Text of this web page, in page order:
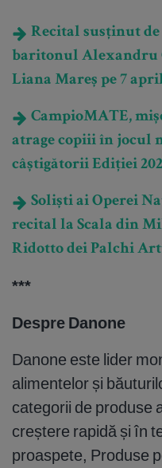
Recital susținut
baritonul Alexandru
Liana Mareș pe 7
CampioMATE,
atrage copiii în jocul
câștigătorii Ediției
Soliști ai Operei
recital la Scala din
Ridotto dei Palchi
***
Despre Danone
Danone este lider
alimentelor și
categorii de produse
creștere rapidă și în
proaspete, Produse